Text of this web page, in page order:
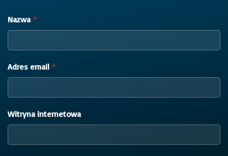
Nazwa *
Adres email *
Witryna internetowa